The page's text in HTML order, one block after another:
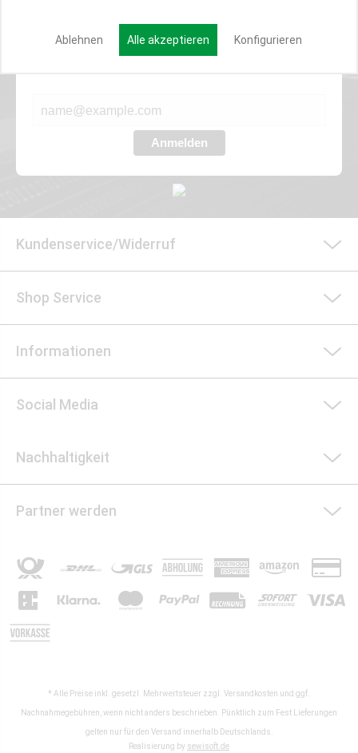
Verpasse nie wieder exklusive Newsletter-Rabatte und Aktionen
Anmelden
Kundenservice/Widerruf
Shop Service
Informationen
Social Media
Nachhaltigkeit
Partner werden
* Alle Preise inkl. gesetzl. Mehrwertsteuer zzgl. Versandkosten und ggf.
Nachnahmegebühren, wenn nicht anders beschrieben. Pünktlich zum Fest Lieferungen
gelten nur für den Versand innerhalb Deutschlands.
Realisierung by sewisoft.de
Ablehnen Alle akzeptieren Konfigurieren